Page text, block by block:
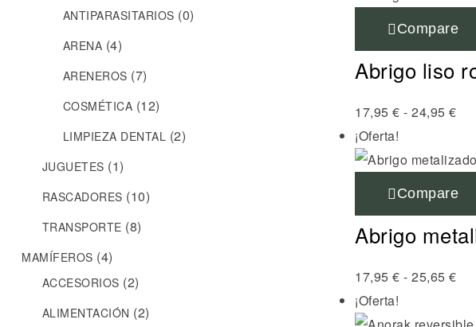
Compare
Abrigo liso
17,95 € - 24,95 €
¡Oferta!
Compare
Abrigo
17,95 € - 25,65 €
¡Oferta!
ANTIPARASITARIOS (0)
ARENA (4)
ARENEROS (7)
COSMÉTICA (12)
LIMPIEZA DENTAL (2)
JUGUETES (1)
RASCADORES (10)
TRANSPORTE (8)
MAMÍFEROS (4)
ACCESORIOS (2)
ALIMENTACIÓN (2)